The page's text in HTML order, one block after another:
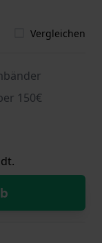
Vergleichen
150€